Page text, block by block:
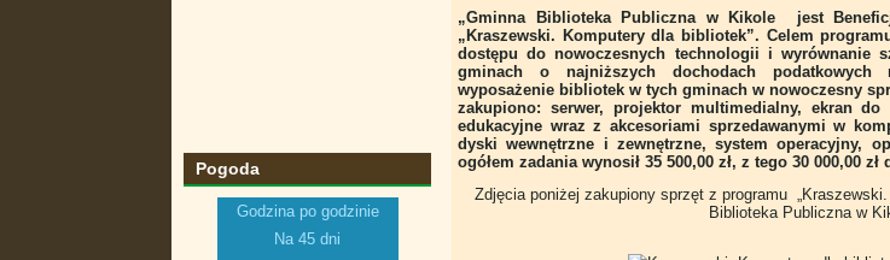
Pogoda
Godzina po godzinie
Na 45 dni
„Gminna Biblioteka Publiczna w Kikole jest
„Kraszewski. Komputery dla bibliotek”. Celem
dostępu do nowoczesnych technologii i wyrównanie
gminach o najniższych dochodach podatkowych
wyposażenie bibliotek w tych gminach w nowoczesny
zakupiono: serwer, projektor multimedialny, ekran
edukacyjne wraz z akcesoriami sprzedawanymi w
dyski wewnętrzne i zewnętrzne, system operacyjny,
ogółem zadania wynosił 35 500,00 zł, z tego 30 000,00
Zdjęcia poniżej zakupiony sprzęt z programu
Biblioteka Publiczna w